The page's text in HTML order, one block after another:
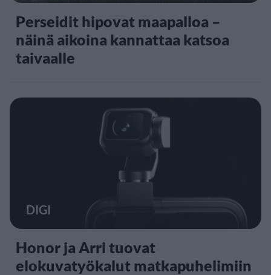
Perseidit hipovat maapalloa –
näinä aikoina kannattaa katsoa
taivaalle
DIGI
Honor ja Arri tuovat
elokuvatyökalut matkapuhelimiin